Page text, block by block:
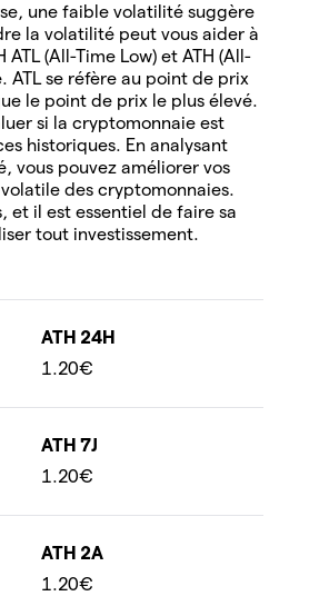
une faible volatilité suggère
la volatilité peut vous aider à
ATL (All-Time Low) et ATH (All-
ATL se réfère au point de prix
le point de prix le plus élevé.
si la cryptomonnaie est
historiques. En analysant
vous pouvez améliorer vos
des cryptomonnaies.
et il est essentiel de faire sa
tout investissement.
ATH 24H
1.20€
ATH 7J
1.20€
ATH 2A
1.20€